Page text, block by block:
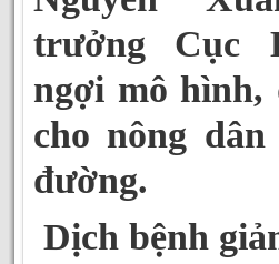
trưởng Cục
ngợi mô hình,
cho nông
đường.
Dịch bệnh